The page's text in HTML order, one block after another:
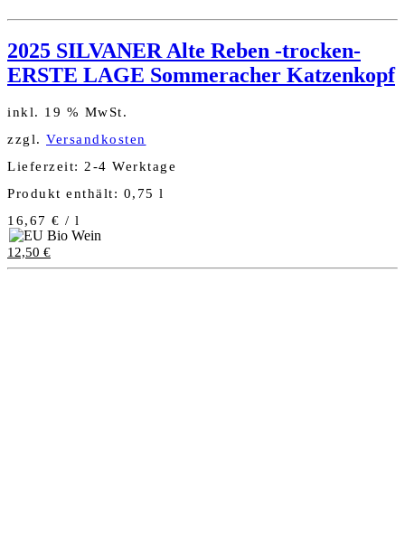
2025 SILVANER Alte Reben -trocken-
ERSTE LAGE Sommeracher Katzenkopf
inkl. 19 % MwSt.
zzgl. Versandkosten
Lieferzeit: 2-4 Werktage
Produkt enthält: 0,75 l
16,67 € / l
12,50 €